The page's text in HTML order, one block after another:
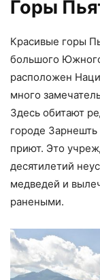
Горы
Красивые горы
большого
расположен
много
Здесь обитают
городе
приют. Это
десятилетий
медведей и
ранеными.